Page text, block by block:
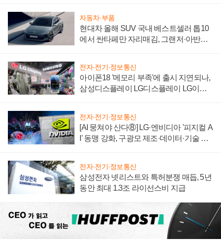
자동차·부품
현대차 올해 SUV 국내 베스트셀러 톱10
에서 싼타페만 자리매김, 그랜저·아반떼
전자·전기·정보통신
아이폰18 '메모리 부족'에 출시 지연되나,
삼성디스플레이 LG디스플레이 LG이노
전자·전기·정보통신
[AI 뭉쳐야 산다⑧] LG·엔비디아 '피지컬 A
I' 동맹 강화, 구광모 제조·데이터·기술 결
전자·전기·정보통신
삼성전자 넷리스트와 특허분쟁 매듭, 5년
동안 최대 1.3조 라이선스비 지급